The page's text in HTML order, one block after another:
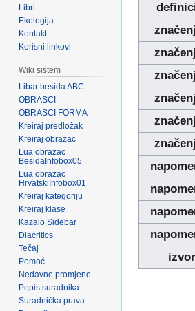
Libri
Ekologija
Kontakt
Korisni linkovi
Wiki sistem
Libar besida ABC
OBRASCI
OBRASCI FORMA
Kreiraj predložak
Kreiraj obrazac
Lua obrazac
BesidaInfobox05
Lua obrazac
HrvatskiInfobox01
Kreiraj kategoriju
Kreiraj klase
Kazalo Sidebar
Diacritics
Tečaj
Pomoć
Nedavne promjene
Popis suradnika
Suradnička prava